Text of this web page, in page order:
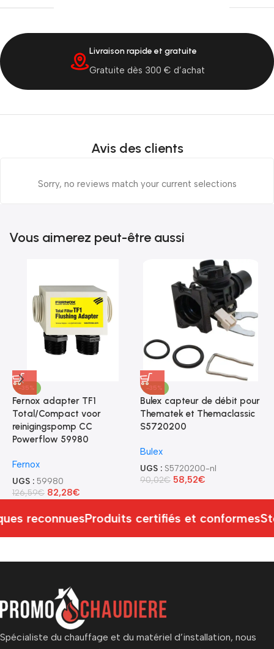
Livraison rapide et gratuite
Gratuite dès 300 € d’achat
Avis des clients
Sorry, no reviews match your current selections
Vous aimerez peut-être aussi
-35%
Fernox adapter TF1
Total/Compact voor
reinigingspomp CC
Powerflow 59980
Fernox
UGS : 59980
126,59€ 82,28€
-35%
Bulex capteur de débit pour
Thematek et Themaclassic
S5720200
Bulex
UGS : S5720200-nl
90,02€ 58,52€
reconnuesProduits certifiés et conformes
Spécialiste du chauffage et du matériel d’installation, nous